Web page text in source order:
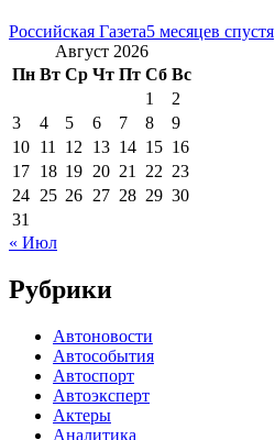
Российская Газета5 месяцев спустя
Август 2026
Пн Вт Ср Чт Пт Сб Вс
1
2
3
4 5 6 7 8
9
10 11 12 13 14 15 16
17 18 19 20 21 22 23
24 25 26 27 28 29 30
31
« Июл
Рубрики
Автоновости
Автособытия
Автоспорт
Автоэксперт
Актеры
Аналитика